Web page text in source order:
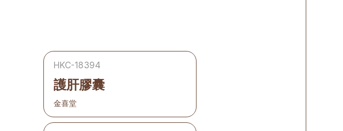
HKC-18394
護肝膠囊
金喜堂